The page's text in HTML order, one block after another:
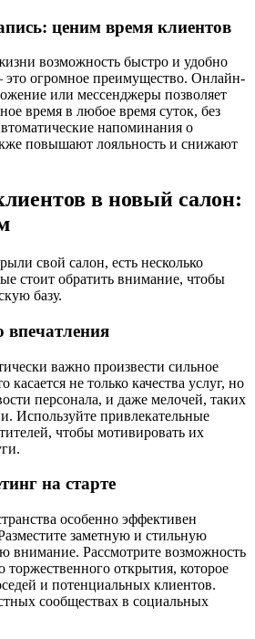
ценим время клиентов
возможность быстро и удобно
это огромное преимущество. Онлайн-
или мессенджеры позволяет
время в любое время суток, без
напоминания о
повышают лояльность и снижают
в новый салон:
свой салон, есть несколько
стоит обратить внимание, чтобы
базу.
впечатления
важно произвести сильное
касается не только качества услуг, но
персонала, и даже мелочей, таких
Используйте привлекательные
чтобы мотивировать их
на старте
особенно эффективен
заметную и стильную
внимание. Рассмотрите возможность
торжественного открытия, которое
и потенциальных клиентов.
сообществах в социальных